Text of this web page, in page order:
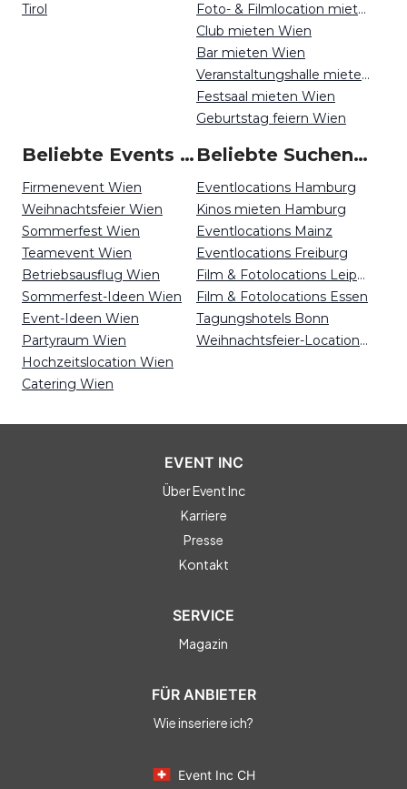
Tirol
Foto- & Filmlocation mieten Wien
Club mieten Wien
Bar mieten Wien
Veranstaltungshalle mieten Wien
Festsaal mieten Wien
Geburtstag feiern Wien
Beliebte Events in Wien
Firmenevent Wien
Weihnachtsfeier Wien
Sommerfest Wien
Teamevent Wien
Betriebsausflug Wien
Sommerfest-Ideen Wien
Event-Ideen Wien
Partyraum Wien
Hochzeitslocation Wien
Catering Wien
Beliebte Suchen auf Event Inc
Eventlocations Hamburg
Kinos mieten Hamburg
Eventlocations Mainz
Eventlocations Freiburg
Film & Fotolocations Leipzig
Film & Fotolocations Essen
Tagungshotels Bonn
Weihnachtsfeier-Locations Kassel
EVENT INC
Über Event Inc
Karriere
Presse
Kontakt
SERVICE
Magazin
FÜR ANBIETER
Wie inseriere ich?
Event Inc CH